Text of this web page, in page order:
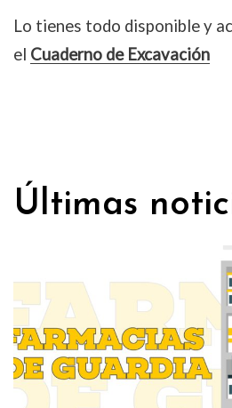
Lo tienes todo disponible y
el Cuaderno de Excavación
Últimas